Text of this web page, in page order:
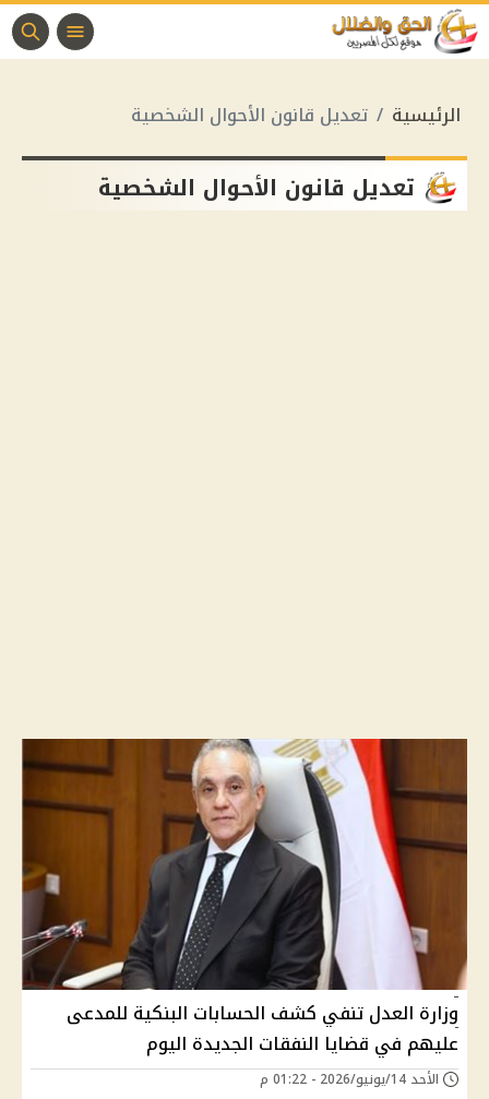
الرئيسية تعديل قانون الأحوال الشخصية
تعديل قانون الأحوال الشخصية
وزارة العدل تنفي كشف الحسابات البنكية للمدعى
عليهم في قضايا النفقات الجديدة اليوم
الأحد 14/يونيو/2026 - 01:22 م